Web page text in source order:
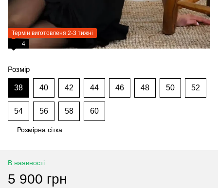
Термін виготовленя 2-3 тижні
4
Розмір
38 40 42 44 46 48 50 52
54 56 58 60
Розмірна сітка
В наявності
5 900 грн